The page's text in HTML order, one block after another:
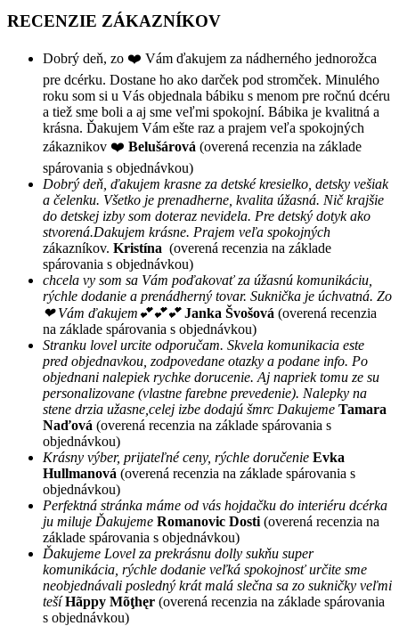
RECENZIE ZÁKAZNÍKOV
Dobrý deň, zo ❤️ Vám ďakujem za nádherného jednorožca
pre dcérku. Dostane ho ako darček pod stromček. Minulého
roku som si u Vás objednala bábiku s menom pre ročnú dcéru
a tiež sme boli a aj sme veľmi spokojní. Bábika je kvalitná a
krásna. Ďakujem Vám ešte raz a prajem veľa spokojných
zákaznikov ❤️ Belušárová (overená recenzia na základe
spárovania s objednávkou)
Dobrý deň, ďakujem krasne za detské kresielko, detsky vešiak
a čelenku. Všetko je prenadherne, kvalita úžasná. Nič krajšie
do detskej izby som doteraz nevidela. Pre detský dotyk ako
stvorená.Dakujem krásne. Prajem veľa spokojných
zákazníkov. Kristína (overená recenzia na základe
spárovania s objednávkou)
chcela vy som sa Vám poďakovať za úžasnú komunikáciu,
rýchle dodanie a prenádherný tovar. Suknička je úchvatná. Zo
❤ Vám ďakujem💕💕💕 Janka Švošová (overená recenzia
na základe spárovania s objednávkou)
Stranku lovel urcite odporučam. Skvela komunikacia este
pred objednavkou, zodpovedane otazky a podane info. Po
objednani nalepiek rychke dorucenie. Aj napriek tomu ze su
personalizovane (vlastne farebne prevedenie). Nalepky na
stene drzia užasne,celej izbe dodajú šmrc Dakujeme Tamara
Naďová (overená recenzia na základe spárovania s
objednávkou)
Krásny výber, prijateľné ceny, rýchle doručenie Evka
Hullmanová (overená recenzia na základe spárovania s
objednávkou)
Perfektná stránka máme od vás hojdačku do interiéru dcérka
ju miluje Ďakujeme Romanovic Dosti (overená recenzia na
základe spárovania s objednávkou)
Ďakujeme Lovel za prekrásnu dolly sukňu super
komunikácia, rýchle dodanie veľká spokojnosť určite sme
neobjednávali posledný krát malá slečna sa zo sukničky veľmi
tešíHãppy Mõţhęr (overená recenzia na základe spárovania
s objednávkou)